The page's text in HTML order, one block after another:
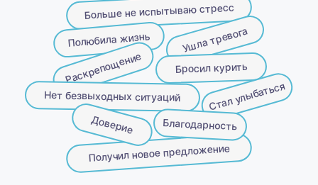
Больше не испытываю стресс
Полюбила жизнь Ушла тревога
Получил новое предложение
Раскрепощение Бросил курить
Нет безвыходных ситуаций Стал улыбаться
Доверие Благодарность